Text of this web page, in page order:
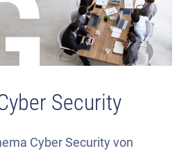
Security
Cyber Security von